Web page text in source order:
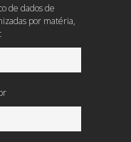
de dados de
por matéria,